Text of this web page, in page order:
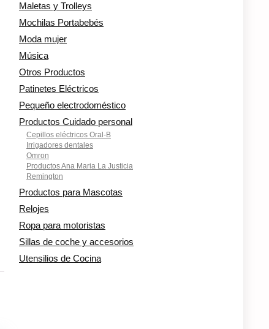
Maletas y Trolleys
Mochilas Portabebés
Moda mujer
Música
Otros Productos
Patinetes Eléctricos
Pequeño electrodoméstico
Productos Cuidado personal
Cepillos eléctricos Oral-B
Irrigadores dentales
Omron
Productos Ana Maria La Justicia
Remington
Productos para Mascotas
Relojes
Ropa para motoristas
Sillas de coche y accesorios
Utensilios de Cocina